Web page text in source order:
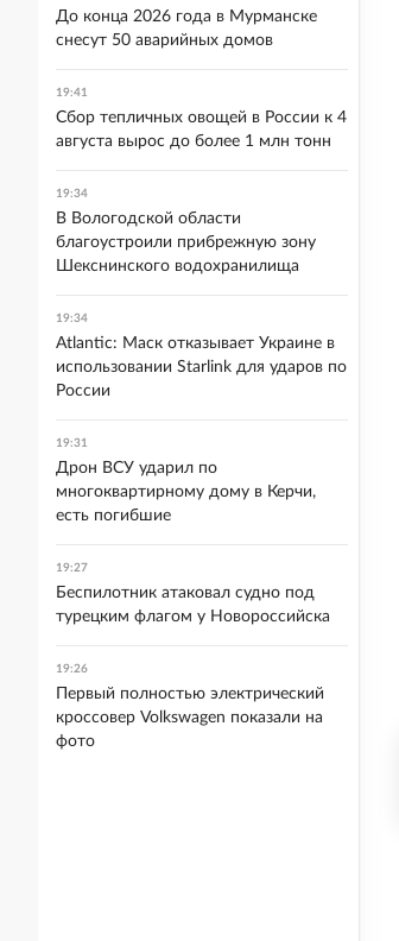
До конца 2026 года в Мурманске
снесут 50 аварийных домов
19:41
Сбор тепличных овощей в России к 4
августа вырос до более 1 млн тонн
19:34
В Вологодской области
благоустроили прибрежную зону
Шекснинского водохранилища
19:34
Atlantic: Маск отказывает Украине в
использовании Starlink для ударов по
России
19:31
Дрон ВСУ ударил по
многоквартирному дому в Керчи,
есть погибшие
19:27
Беспилотник атаковал судно под
турецким флагом у Новороссийска
19:26
Первый полностью электрический
кроссовер Volkswagen показали на
фото